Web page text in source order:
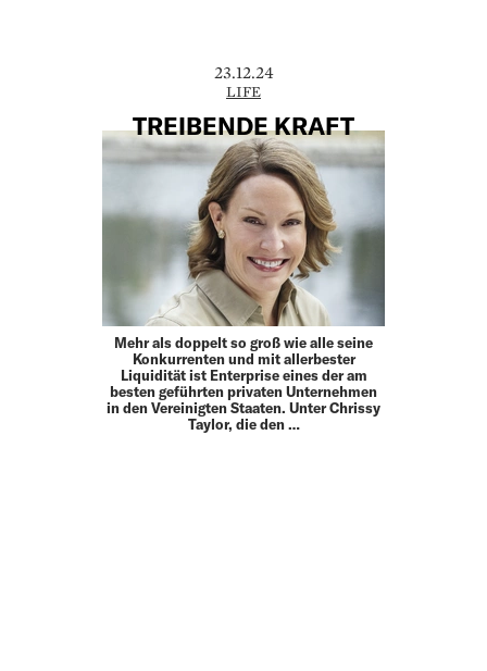
23.12.24
LIFE
TREIBENDE KRAFT
Mehr als doppelt so groß wie alle seine
Konkurrenten und mit allerbester
Liquidität ist Enterprise eines der am
besten geführten privaten Unternehmen
in den Vereinigten Staaten. Unter Chrissy
Taylor, die den …